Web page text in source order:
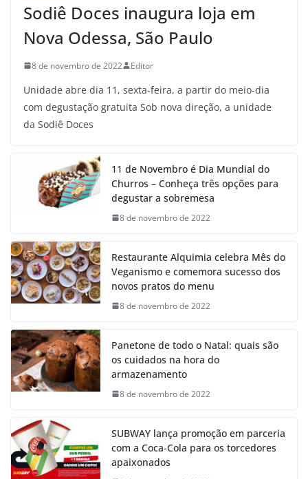
Sodiê Doces inaugura loja em
Nova Odessa, São Paulo
8 de novembro de 2022 Editor
Unidade abre dia 11, sexta-feira, a partir do meio-dia
com degustação gratuita Sob nova direção, a unidade
da Sodiê Doces
11 de Novembro é Dia Mundial do
Churros – Conheça três opções para
degustar a sobremesa
8 de novembro de 2022
Restaurante Alquimia celebra Mês do
Veganismo e comemora sucesso dos
novos pratos do menu
8 de novembro de 2022
Panetone de todo o Natal: quais são
os cuidados na hora do
armazenamento
8 de novembro de 2022
SUBWAY lança promoção em parceria
com a Coca-Cola para os torcedores
apaixonados